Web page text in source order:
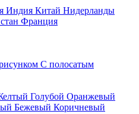
Индия Китай Нидерланды
Франция
С полосатым
Голубой Оранжевый
Бежевый Коричневый